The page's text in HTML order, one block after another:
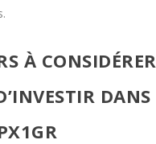
À CONSIDÉRER
DANS